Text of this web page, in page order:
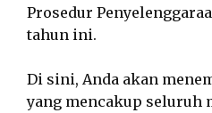
Prosedur
tahun ini.
Di sini, Anda akan
yang mencakup seluruh